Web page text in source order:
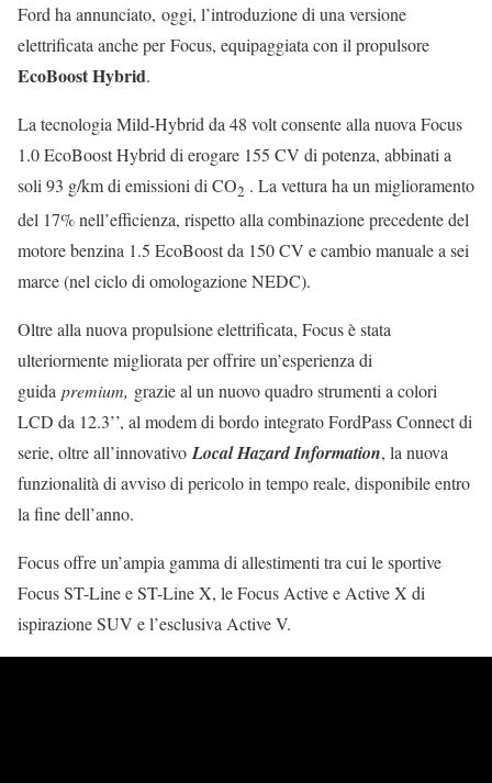
Ford ha annunciato, oggi, l’introduzione di una versione
elettrificata anche per Focus, equipaggiata con il propulsore
EcoBoost Hybrid.
La tecnologia Mild-Hybrid da 48 volt consente alla nuova Focus
1.0 EcoBoost Hybrid di erogare 155 CV di potenza, abbinati a
soli 93 g/km di emissioni di CO2 . La vettura ha un miglioramento
del 17% nell’efficienza, rispetto alla combinazione precedente del
motore benzina 1.5 EcoBoost da 150 CV e cambio manuale a sei
marce (nel ciclo di omologazione NEDC).
Oltre alla nuova propulsione elettrificata, Focus è stata
ulteriormente migliorata per offrire un’esperienza di
guida premium, grazie al un nuovo quadro strumenti a colori
LCD da 12.3’’, al modem di bordo integrato FordPass Connect di
serie, oltre all’innovativo Local Hazard Information, la nuova
funzionalità di avviso di pericolo in tempo reale, disponibile entro
la fine dell’anno.
Focus offre un’ampia gamma di allestimenti tra cui le sportive
Focus ST-Line e ST-Line X, le Focus Active e Active X di
ispirazione SUV e l’esclusiva Active V.